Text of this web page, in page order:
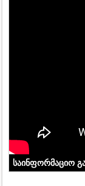
საინფორმაციო